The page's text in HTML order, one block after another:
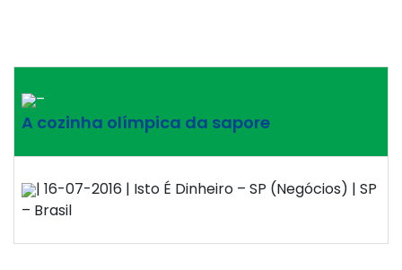
–
A cozinha olímpica da sapore
| 16-07-2016 | Isto É Dinheiro – SP (Negócios) | SP
– Brasil